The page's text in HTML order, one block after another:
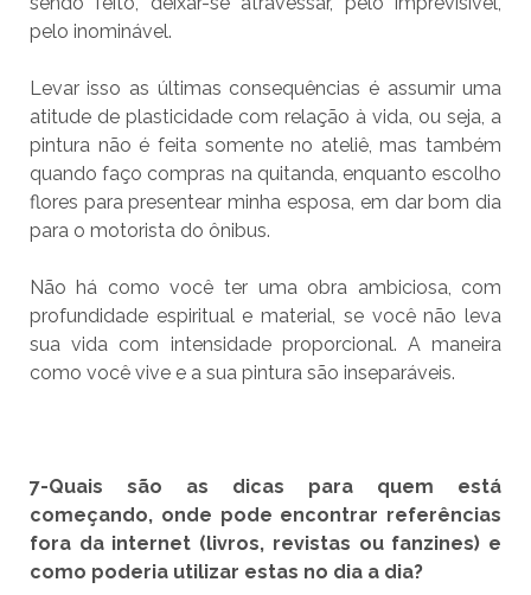
pelo inominável.
Levar isso as últimas consequências é assumir uma
atitude de plasticidade com relação à vida, ou seja, a
pintura não é feita somente no ateliê, mas também
quando faço compras na quitanda, enquanto escolho
flores para presentear minha esposa, em dar bom dia
para o motorista do ônibus.
Não há como você ter uma obra ambiciosa, com
profundidade espiritual e material, se você não leva
sua vida com intensidade proporcional. A maneira
como você vive e a sua pintura são inseparáveis.
7-Quais são as dicas para quem está
começando, onde pode encontrar referências
fora da internet (livros, revistas ou fanzines) e
como poderia utilizar estas no dia a dia?